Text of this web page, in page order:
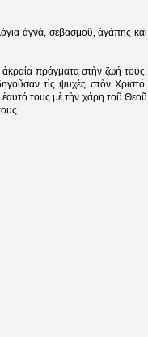
ἁγνά, σεβασμοῦ, ἀγάπης καὶ
πράγματα στὴν ζωή τους.
τὶς ψυχὲς στὸν Χριστό.
ἑαυτό τους μὲ τὴν χάρη τοῦ Θεοῦ